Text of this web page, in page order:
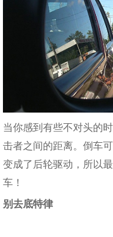
当你感到有些不对头的
击者之间的距离。倒车
变成了后轮驱动，所以
车！
别去底特律